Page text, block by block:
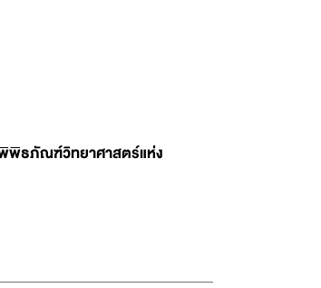
พิธภัณฑ์วิทยาศาสตร์แห่ง